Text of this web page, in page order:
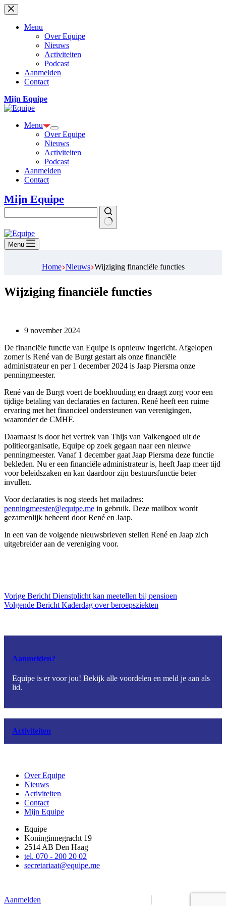
Ga
naar
Menu
Over Equipe
Nieuws
Activiteiten
Podcast
Aanmelden
Contact
Mijn Equipe
Menu
Over Equipe
Nieuws
Activiteiten
Podcast
Aanmelden
Contact
Mijn Equipe
Geen
resultaten
Menu
Home Nieuws Wijziging financiële functies
Wijziging financiële functies
9 november 2024
De financiële functie van Equipe is opnieuw ingericht. Afgelopen
zomer is René van de Burgt gestart als onze financiële
administrateur en per 1 december 2024 is Jaap Piersma onze
penningmeester.
René van de Burgt voert de boekhouding en draagt zorg voor een
tijdige betaling van declaraties en facturen. René heeft een ruime
ervaring met het financieel ondersteunen van verenigingen,
waaronder de CMHF.
Daarnaast is door het vertrek van Thijs van Valkengoed uit de
politieorganisatie, Equipe op zoek gegaan naar een nieuwe
penningmeester. Vanaf 1 december gaat Jaap Piersma deze functie
bekleden. Nu er een financiële administrateur is, heeft Jaap meer tijd
voor beleidszaken en kan daardoor zijn bestuursfunctie beter
invullen.
Voor declaraties is nog steeds het mailadres:
penningmeester@equipe.me in gebruik. Deze mailbox wordt
gezamenlijk beheerd door René en Jaap.
In een van de volgende nieuwsbrieven stellen René en Jaap zich
uitgebreider aan de vereniging voor.
Vorige Bericht Dienstplicht kan meetellen bij pensioen
Volgende Bericht Kaderdag over beroepsziekten
Aanmelden?
Equipe is er voor jou! Bekijk alle voordelen en meld je aan als
lid.
Activiteiten
Over Equipe
Nieuws
Activiteiten
Contact
Mijn Equipe
Equipe
Koninginnegracht 19
2514 AB Den Haag
tel. 070 - 200 20 02
secretariaat@equipe.me
Aanmelden